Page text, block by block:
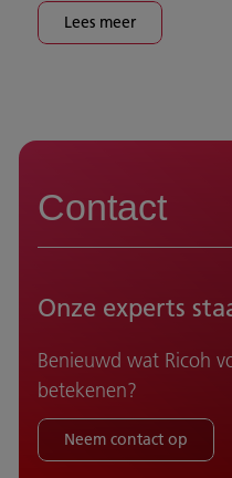
Lees meer
Contact
Onze experts
Benieuwd wat Ricoh
betekenen?
Neem contact op